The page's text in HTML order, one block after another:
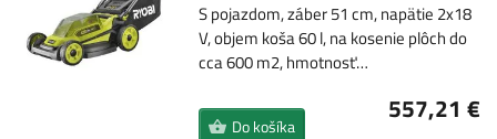
S pojazdom, záber 51 cm, napätie 2x18
V, objem koša 60 l, na kosenie plôch do
cca 600 m2, hmotnosť…
557,21 €
Do košíka